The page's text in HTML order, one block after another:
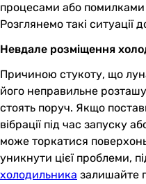
процесами або помилками
Розглянемо такі ситуації
Невдале розміщення
Причиною стукоту, що
його неправильне
стоять поруч. Якщо
вібрації під час запуску
може торкатися
уникнути цієї проблеми,
холодильника залишайте